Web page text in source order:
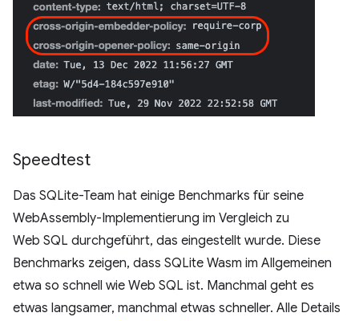
Speedtest
Das SQLite-Team hat einige Benchmarks für seine
WebAssembly-Implementierung im Vergleich zu
Web SQL durchgeführt, das eingestellt wurde. Diese
Benchmarks zeigen, dass SQLite Wasm im Allgemeinen
etwa so schnell wie Web SQL ist. Manchmal geht es
etwas langsamer, manchmal etwas schneller. Alle Details